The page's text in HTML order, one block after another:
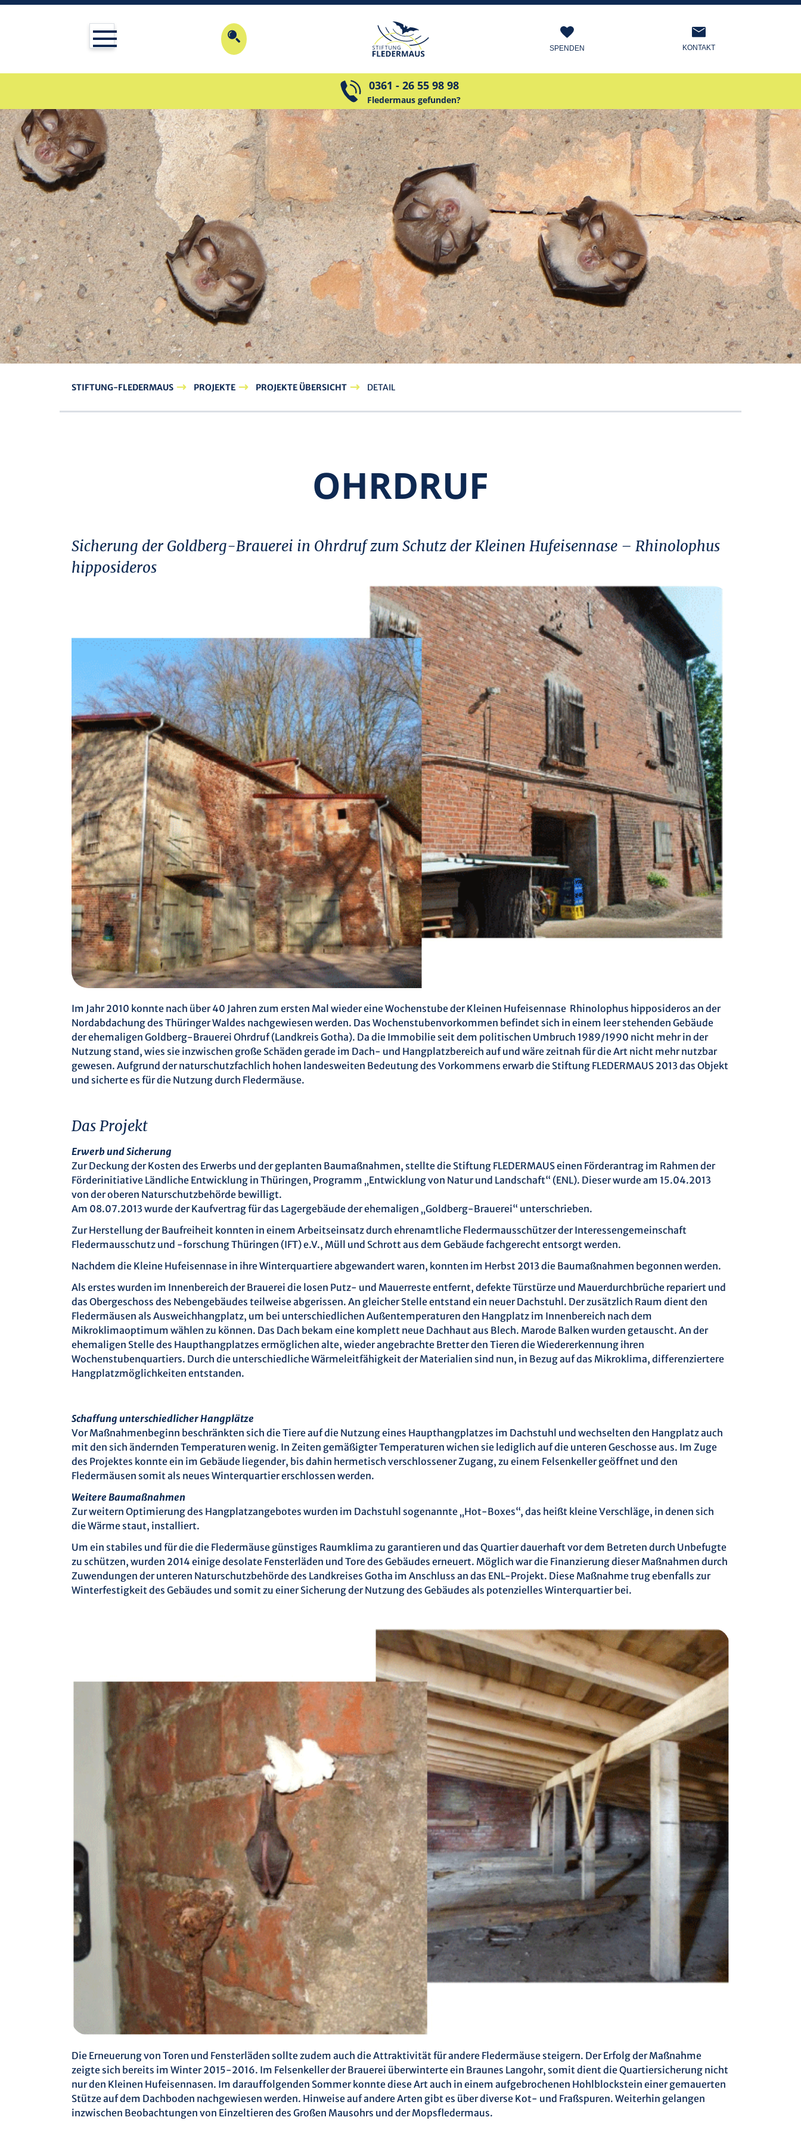
SPENDEN KONTAKT
0361 - 26 55 98 98
Fledermaus gefunden?
STIFTUNG-FLEDERMAUS PROJEKTE PROJEKTE ÜBERSICHT DETAIL
OHRDRUF
Sicherung der Goldberg-Brauerei in Ohrdruf zum Schutz der Kleinen Hufeisennase – Rhinolophus
hipposideros
Im Jahr 2010 konnte nach über 40 Jahren zum ersten Mal wieder eine Wochenstube der Kleinen Hufeisennase Rhinolophus hipposideros an der
Nordabdachung des Thüringer Waldes nachgewiesen werden. Das Wochenstubenvorkommen befindet sich in einem leer stehenden Gebäude
der ehemaligen Goldberg-Brauerei Ohrdruf (Landkreis Gotha). Da die Immobilie seit dem politischen Umbruch 1989/1990 nicht mehr in der
Nutzung stand, wies sie inzwischen große Schäden gerade im Dach- und Hangplatzbereich auf und wäre zeitnah für die Art nicht mehr nutzbar
gewesen. Aufgrund der naturschutzfachlich hohen landesweiten Bedeutung des Vorkommens erwarb die Stiftung FLEDERMAUS 2013 das Objekt
und sicherte es für die Nutzung durch Fledermäuse.
Das Projekt
Erwerb und Sicherung
Zur Deckung der Kosten des Erwerbs und der geplanten Baumaßnahmen, stellte die Stiftung FLEDERMAUS einen Förderantrag im Rahmen der
Förderinitiative Ländliche Entwicklung in Thüringen, Programm „Entwicklung von Natur und Landschaft“ (ENL). Dieser wurde am 15.04.2013
von der oberen Naturschutzbehörde bewilligt.
Am 08.07.2013 wurde der Kaufvertrag für das Lagergebäude der ehemaligen „Goldberg-Brauerei“ unterschrieben.
Zur Herstellung der Baufreiheit konnten in einem Arbeitseinsatz durch ehrenamtliche Fledermausschützer der Interessengemeinschaft
Fledermausschutz und -forschung Thüringen (IFT) e.V., Müll und Schrott aus dem Gebäude fachgerecht entsorgt werden.
Nachdem die Kleine Hufeisennase in ihre Winterquartiere abgewandert waren, konnten im Herbst 2013 die Baumaßnahmen begonnen werden.
Als erstes wurden im Innenbereich der Brauerei die losen Putz- und Mauerreste entfernt, defekte Türstürze und Mauerdurchbrüche repariert und
das Obergeschoss des Nebengebäudes teilweise abgerissen. An gleicher Stelle entstand ein neuer Dachstuhl. Der zusätzlich Raum dient den
Fledermäusen als Ausweichhangplatz, um bei unterschiedlichen Außentemperaturen den Hangplatz im Innenbereich nach dem
Mikroklimaoptimum wählen zu können. Das Dach bekam eine komplett neue Dachhaut aus Blech. Marode Balken wurden getauscht. An der
ehemaligen Stelle des Haupthangplatzes ermöglichen alte, wieder angebrachte Bretter den Tieren die Wiedererkennung ihren
Wochenstubenquartiers. Durch die unterschiedliche Wärmeleitfähigkeit der Materialien sind nun, in Bezug auf das Mikroklima, differenziertere
Hangplatzmöglichkeiten entstanden.
Schaffung unterschiedlicher Hangplätze
Vor Maßnahmenbeginn beschränkten sich die Tiere auf die Nutzung eines Haupthangplatzes im Dachstuhl und wechselten den Hangplatz auch
mit den sich ändernden Temperaturen wenig. In Zeiten gemäßigter Temperaturen wichen sie lediglich auf die unteren Geschosse aus. Im Zuge
des Projektes konnte ein im Gebäude liegender, bis dahin hermetisch verschlossener Zugang, zu einem Felsenkeller geöffnet und den
Fledermäusen somit als neues Winterquartier erschlossen werden.
Weitere Baumaßnahmen
Zur weitern Optimierung des Hangplatzangebotes wurden im Dachstuhl sogenannte „Hot-Boxes“, das heißt kleine Verschläge, in denen sich
die Wärme staut, installiert.
Um ein stabiles und für die die Fledermäuse günstiges Raumklima zu garantieren und das Quartier dauerhaft vor dem Betreten durch Unbefugte
zu schützen, wurden 2014 einige desolate Fensterläden und Tore des Gebäudes erneuert. Möglich war die Finanzierung dieser Maßnahmen durch
Zuwendungen der unteren Naturschutzbehörde des Landkreises Gotha im Anschluss an das ENL-Projekt. Diese Maßnahme trug ebenfalls zur
Winterfestigkeit des Gebäudes und somit zu einer Sicherung der Nutzung des Gebäudes als potenzielles Winterquartier bei.
Die Erneuerung von Toren und Fensterläden sollte zudem auch die Attraktivität für andere Fledermäuse steigern. Der Erfolg der Maßnahme
zeigte sich bereits im Winter 2015-2016. Im Felsenkeller der Brauerei überwinterte ein Braunes Langohr, somit dient die Quartiersicherung nicht
nur den Kleinen Hufeisennasen. Im darauffolgenden Sommer konnte diese Art auch in einem aufgebrochenen Hohlblockstein einer gemauerten
Stütze auf dem Dachboden nachgewiesen werden. Hinweise auf andere Arten gibt es über diverse Kot- und Fraßspuren. Weiterhin gelangen
inzwischen Beobachtungen von Einzeltieren des Großen Mausohrs und der Mopsfledermaus.